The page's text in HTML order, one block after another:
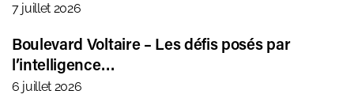
7 juillet 2026
Boulevard Voltaire – Les défis posés par
l’intelligence…
6 juillet 2026